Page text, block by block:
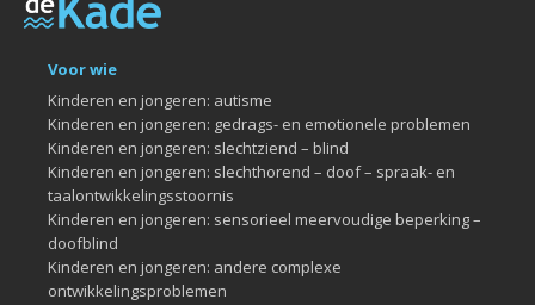
Voor wie
Kinderen en jongeren: autisme
Kinderen en jongeren: gedrags- en emotionele problemen
Kinderen en jongeren: slechtziend – blind
Kinderen en jongeren: slechthorend – doof – spraak- en
taalontwikkelingsstoornis
Kinderen en jongeren: sensorieel meervoudige beperking –
doofblind
Kinderen en jongeren: andere complexe
ontwikkelingsproblemen